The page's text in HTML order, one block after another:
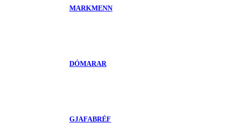
MARKMENN
DÓMARAR
GJAFABRÉF